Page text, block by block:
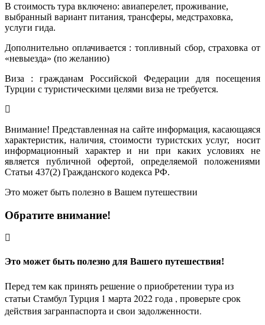
В стоимость тура включено: авиаперелет, проживание,
выбранный вариант питания, трансферы, медстраховка,
услуги гида.
Дополнительно оплачивается : топливный сбор, страховка от
«невыезда» (по желанию)
Виза : гражданам Российской Федерации для посещения
Турции с туристическими целями виза не требуется.
Внимание! Представленная на сайте информация, касающаяся
характеристик, наличия, стоимости туристских услуг, носит
информационный характер и ни при каких условиях не
является публичной офертой, определяемой положениями
Статьи 437(2) Гражданского кодекса РФ.
Это может быть полезно в Вашем путешествии
Обратите внимание!
Это может быть полезно для Вашего путешествия!
Перед тем как принять решение о приобретении тура из
статьи Стамбул Турция 1 марта 2022 года , проверьте срок
действия загранпаспорта и свои задолженности.